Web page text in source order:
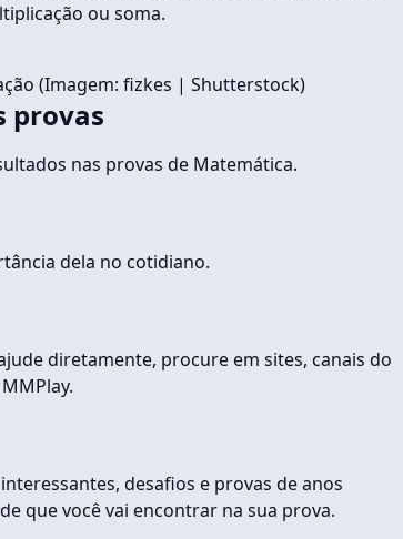
ou soma.
(Imagem: fizkes | Shutterstock)
provas
nas provas de Matemática.
dela no cotidiano.
diretamente, procure em sites, canais do
desafios e provas de anos
que você vai encontrar na sua prova.